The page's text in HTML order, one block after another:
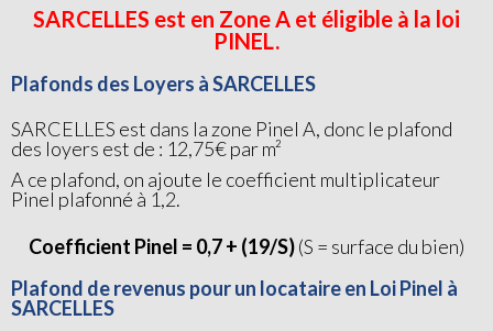
SARCELLES est en Zone A et éligible à la loi
PINEL.
Plafonds des Loyers à SARCELLES
SARCELLES est dans la zone Pinel A, donc le plafond
des loyers est de : 12,75€ par m²
A ce plafond, on ajoute le coefficient multiplicateur
Pinel plafonné à 1,2.
Coefficient Pinel = 0,7 + (19/S)(S = surface du bien)
Plafond de revenus pour un locataire en Loi Pinel à
SARCELLES